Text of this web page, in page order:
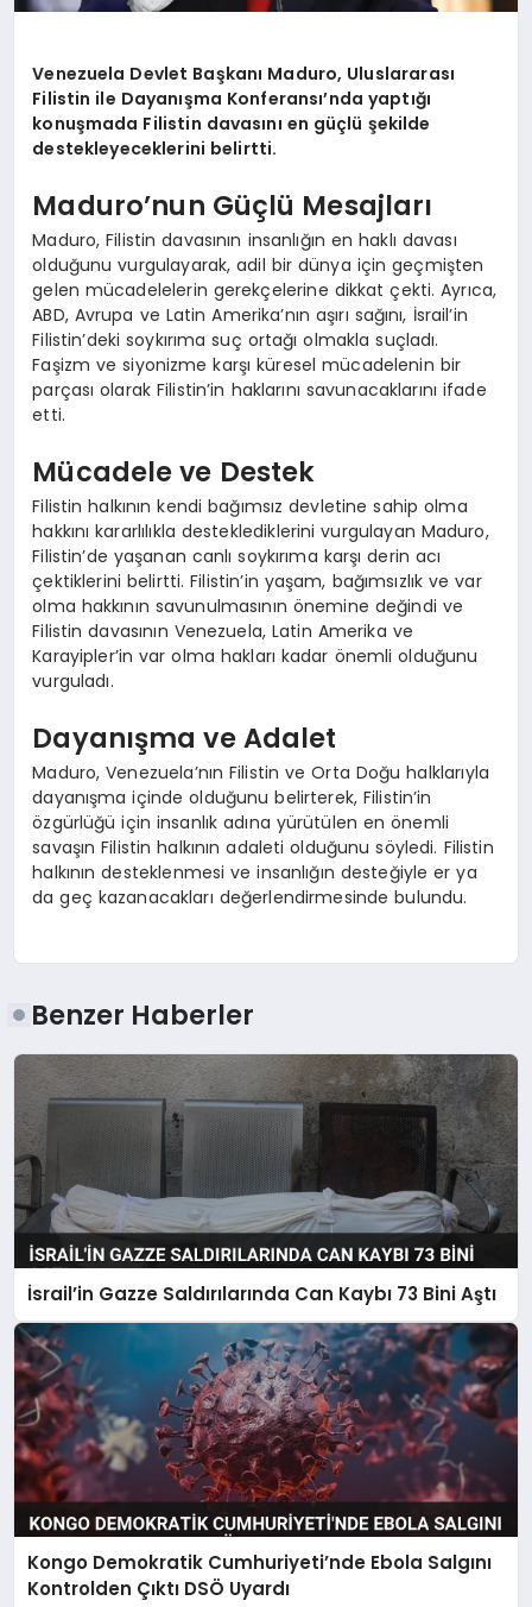
Venezuela Devlet Başkanı Maduro, Uluslararası
Filistin ile Dayanışma Konferansı’nda yaptığı
konuşmada Filistin davasını en güçlü şekilde
destekleyeceklerini belirtti.
Maduro’nun Güçlü Mesajları
Maduro, Filistin davasının insanlığın en haklı davası
olduğunu vurgulayarak, adil bir dünya için geçmişten
gelen mücadelelerin gerekçelerine dikkat çekti. Ayrıca,
ABD, Avrupa ve Latin Amerika’nın aşırı sağını, İsrail’in
Filistin’deki soykırıma suç ortağı olmakla suçladı.
Faşizm ve siyonizme karşı küresel mücadelenin bir
parçası olarak Filistin’in haklarını savunacaklarını ifade
etti.
Mücadele ve Destek
Filistin halkının kendi bağımsız devletine sahip olma
hakkını kararlılıkla desteklediklerini vurgulayan Maduro,
Filistin’de yaşanan canlı soykırıma karşı derin acı
çektiklerini belirtti. Filistin’in yaşam, bağımsızlık ve var
olma hakkının savunulmasının önemine değindi ve
Filistin davasının Venezuela, Latin Amerika ve
Karayipler’in var olma hakları kadar önemli olduğunu
vurguladı.
Dayanışma ve Adalet
Maduro, Venezuela’nın Filistin ve Orta Doğu halklarıyla
dayanışma içinde olduğunu belirterek, Filistin’in
özgürlüğü için insanlık adına yürütülen en önemli
savaşın Filistin halkının adaleti olduğunu söyledi. Filistin
halkının desteklenmesi ve insanlığın desteğiyle er ya
da geç kazanacakları değerlendirmesinde bulundu.
Benzer Haberler
İsrail’in Gazze Saldırılarında Can Kaybı 73 Bini Aştı
Kongo Demokratik Cumhuriyeti’nde Ebola Salgını
Kontrolden Çıktı DSÖ Uyardı